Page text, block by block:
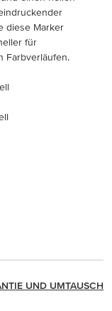
diese Marker
für
Farbverläufen.
UND UMTAUSCH